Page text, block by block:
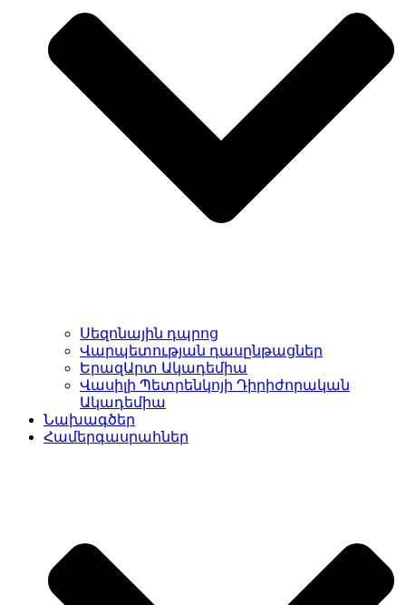
Սեզոնային դպրոց
Վարպետության դասընթացներ
ԵրազԱրտ Ակադեմիա
Վասիլի Պետրենկոյի Դիրիժորական
Ակադեմիա
Նախագծեր
Համերգասրահներ